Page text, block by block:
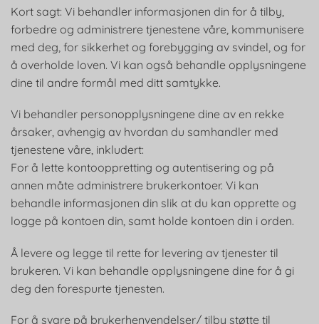
Kort sagt: Vi behandler informasjonen din for å tilby,
forbedre og administrere tjenestene våre, kommunisere
med deg, for sikkerhet og forebygging av svindel, og for
å overholde loven. Vi kan også behandle opplysningene
dine til andre formål med ditt samtykke.
Vi behandler personopplysningene dine av en rekke
årsaker, avhengig av hvordan du samhandler med
tjenestene våre, inkludert:
For å lette kontooppretting og autentisering og på
annen måte administrere brukerkontoer. Vi kan
behandle informasjonen din slik at du kan opprette og
logge på kontoen din, samt holde kontoen din i orden.
Å levere og legge til rette for levering av tjenester til
brukeren. Vi kan behandle opplysningene dine for å gi
deg den forespurte tjenesten.
For å svare på brukerhenvendelser/ tilby støtte til